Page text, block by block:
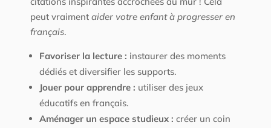
peut vraiment aider votre enfant à progresser en
français.
Favoriser la lecture : instaurer des moments
dédiés et diversifier les supports.
Jouer pour apprendre : utiliser des jeux
éducatifs en français.
Aménager un espace studieux : créer un coin